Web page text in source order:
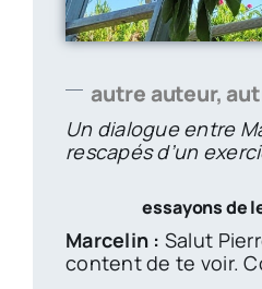
autre auteur,
Un dialogue entre
rescapés d’un
essayons de
Marcelin : Salut
content de te voir.